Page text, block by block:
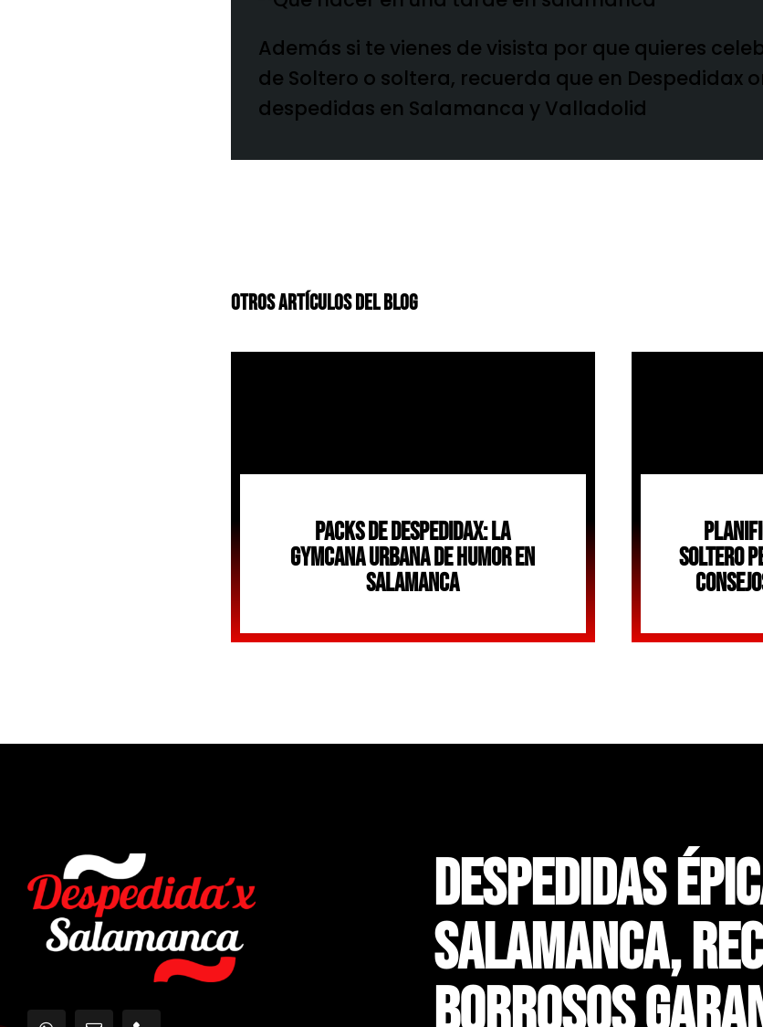
Además si te vienes de visista por que quieres
de Soltero o soltera, recuerda que en Despedidax
despedidas en Salamanca y Valladolid
Otros Artículos Del Blog
Packs De Despedidax: La
Gymcana Urbana De Humor En
Salamanca
Soltero
Despedidas
Salamanca,